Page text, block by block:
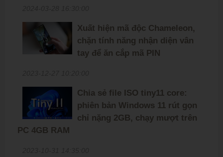
Xuất hiện mã độc Chameleon,
chặn tính năng nhận diện vân
tay để ăn cắp mã PIN
Chia sẻ file ISO tiny11 core:
phiên bản Windows 11 rút gọn
chỉ nặng 2GB, chạy mượt trên
PC 4GB RAM